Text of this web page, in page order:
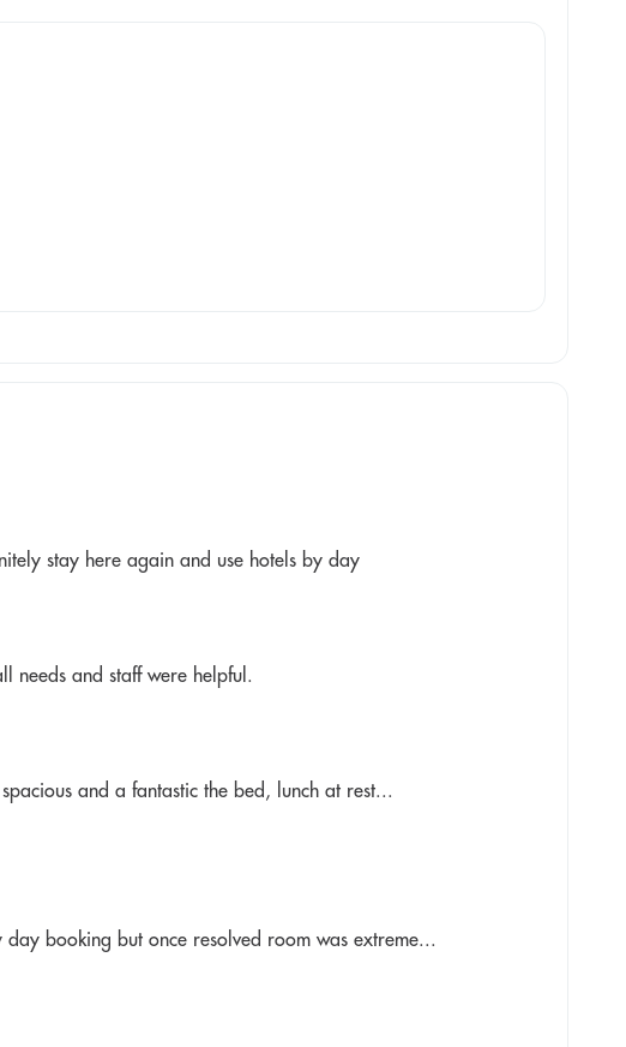
stay here again and use hotels by day
needs and staff were helpful.
and a fantastic the bed, lunch at rest...
booking but once resolved room was extreme...